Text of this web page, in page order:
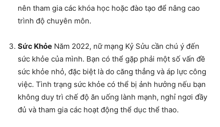
nên tham gia các khóa học hoặc đào tạo để nâng cao
trình độ chuyên môn.
Sức Khỏe Năm 2022, nữ mạng Kỷ Sửu cần chú ý đến
sức khỏe của mình. Bạn có thể gặp phải một số vấn đề
sức khỏe nhỏ, đặc biệt là do căng thẳng và áp lực công
việc. Tình trạng sức khỏe có thể bị ảnh hưởng nếu bạn
không duy trì chế độ ăn uống lành mạnh, nghỉ ngơi đầy
đủ và tham gia các hoạt động thể dục thể thao.